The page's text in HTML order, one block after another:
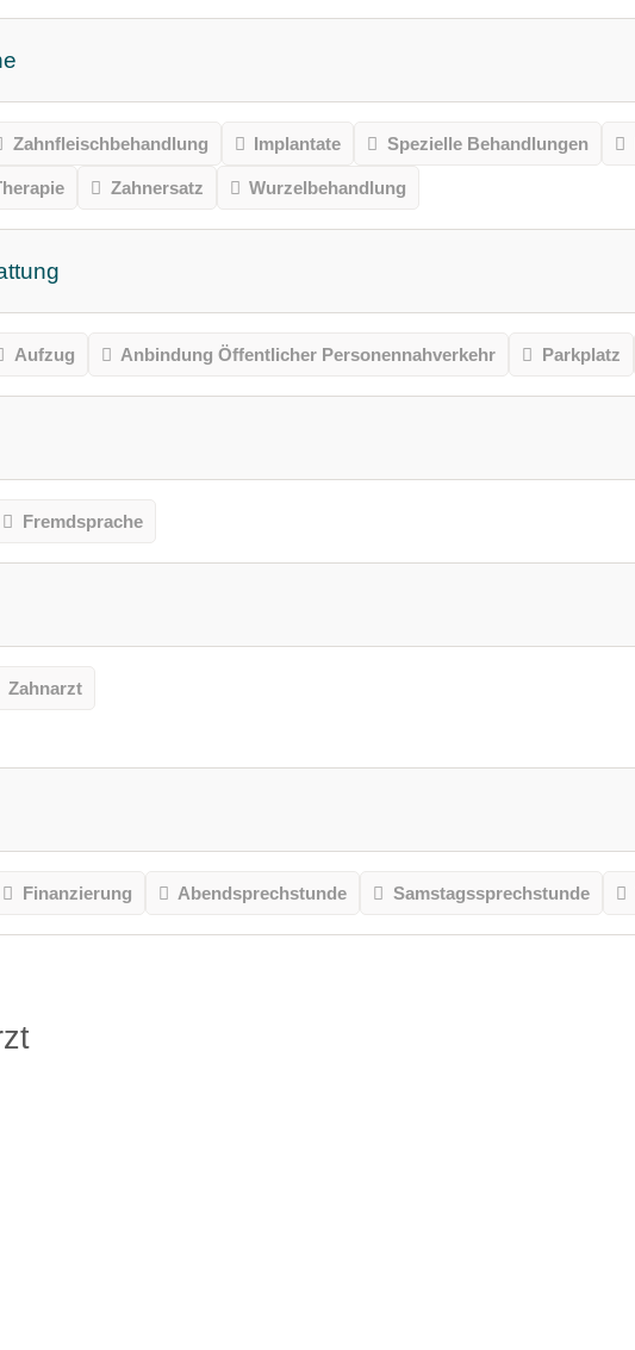
Zahnfleischbehandlung Implantate Spezielle Behandlungen
Zahnersatz Wurzelbehandlung
Aufzug Anbindung Öffentlicher Personennahverkehr Parkplatz
Fremdsprache
Zahnarzt
Finanzierung Abendsprechstunde Samstagssprechstunde